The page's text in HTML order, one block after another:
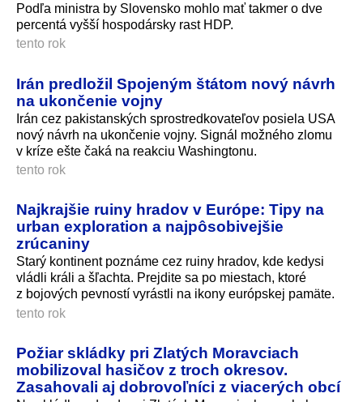
Podľa ministra by Slovensko mohlo mať takmer o dve
percentá vyšší hospodársky rast HDP.
tento rok
Irán predložil Spojeným štátom nový návrh
na ukončenie vojny
Irán cez pakistanských sprostredkovateľov posiela USA
nový návrh na ukončenie vojny. Signál možného zlomu
v kríze ešte čaká na reakciu Washingtonu.
tento rok
Najkrajšie ruiny hradov v Európe: Tipy na
urban exploration a najpôsobivejšie
zrúcaniny
Starý kontinent poznáme cez ruiny hradov, kde kedysi
vládli králi a šľachta. Prejdite sa po miestach, ktoré
z bojových pevností vyrástli na ikony európskej pamäte.
tento rok
Požiar skládky pri Zlatých Moravciach
mobilizoval hasičov z troch okresov.
Zasahovali aj dobrovoľníci z viacerých obcí